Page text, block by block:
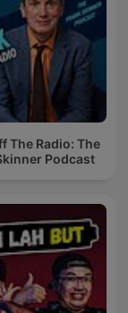
The Radio: The
Podcast